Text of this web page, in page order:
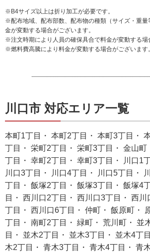
※B4サイズ以上は折り加工が必要です。
※配布地域、配布部数、配布物の種類（サイズ・重量
金が変動する場合がございます。
※注文時期により人員の確保具合で料金が変動する場
※燃料費高騰により料金が変動する場合がございます。
川口市 対応エリア一覧
本町1丁目・ 本町2丁目・ 本町3丁目・
丁目・ 栄町2丁目・ 栄町3丁目・ 金山町
丁目・ 幸町2丁目・ 幸町3丁目・ 川口1
川口3丁目・ 川口4丁目・ 川口5丁目・
丁目・ 飯塚2丁目・ 飯塚3丁目・ 飯塚4
目・ 西川口2丁目・ 西川口3丁目・ 西
丁目・ 西川口6丁目・ 仲町・ 飯原町・
丁目・ 南町2丁目・ 緑町・ 荒川町・ 並
目・ 並木2丁目・ 並木3丁目・ 並木4丁
木2丁目・ 青木3丁目・ 青木4丁目・ 青